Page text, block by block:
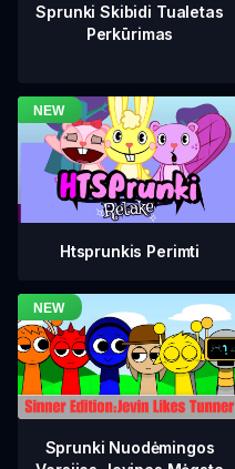
Sprunki Skibidi Tualetas
Perkūrimas
Htsprunkis Perimti
Sprunki Nuodėmingos